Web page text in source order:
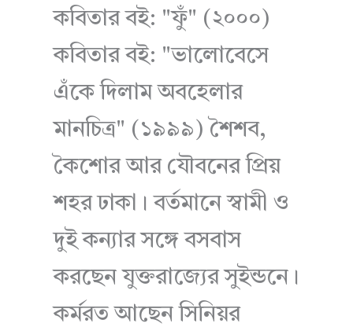
কবিতার বই: "ফুঁ" (২০০০)
কবিতার বই: "ভালোবেসে
এঁকে দিলাম অবহেলার
মানচিত্র" (১৯৯৯) শৈশব,
কৈশোর আর যৌবনের প্রিয়
শহর ঢাকা। বর্তমানে স্বামী ও
দুই কন্যার সঙ্গে বসবাস
করছেন যুক্তরাজ্যের সুইন্ডনে।
কর্মরত আছেন সিনিয়র